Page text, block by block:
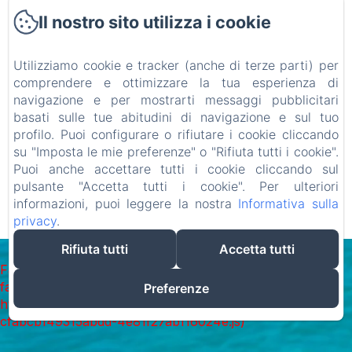
Camere
Contatti
Gift Card
EN FR ES IT DE RU NL PL
Funziona con Amenitiz
Failed to load BookingEngine/index: Loading chunk 8127
failed. (missing:
https://d1cmur5l0xva3h.cloudfront.net/packs/8127-
cfabcb149315abdd-4e81f27ab116024e.js)
Il nostro sito utilizza i cookie
Utilizziamo cookie e tracker (anche di terze parti) per
comprendere e ottimizzare la tua esperienza di
navigazione e per mostrarti messaggi pubblicitari
basati sulle tue abitudini di navigazione e sul tuo
profilo. Puoi configurare o rifiutare i cookie cliccando
su "Imposta le mie preferenze" o "Rifiuta tutti i cookie".
Puoi anche accettare tutti i cookie cliccando sul
pulsante "Accetta tutti i cookie". Per ulteriori
informazioni, puoi leggere la nostra Informativa sulla
privacy.
Rifiuta tutti
Accetta tutti
Preferenze